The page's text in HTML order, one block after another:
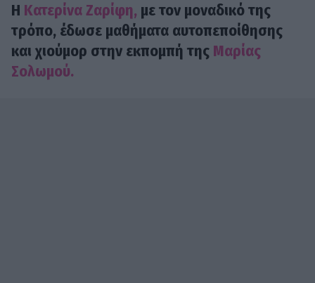
Η Κατερίνα Ζαρίφη, με τον μοναδικό της
τρόπο, έδωσε μαθήματα αυτοπεποίθησης
και χιούμορ στην εκπομπή της Μαρίας
Σολωμού.